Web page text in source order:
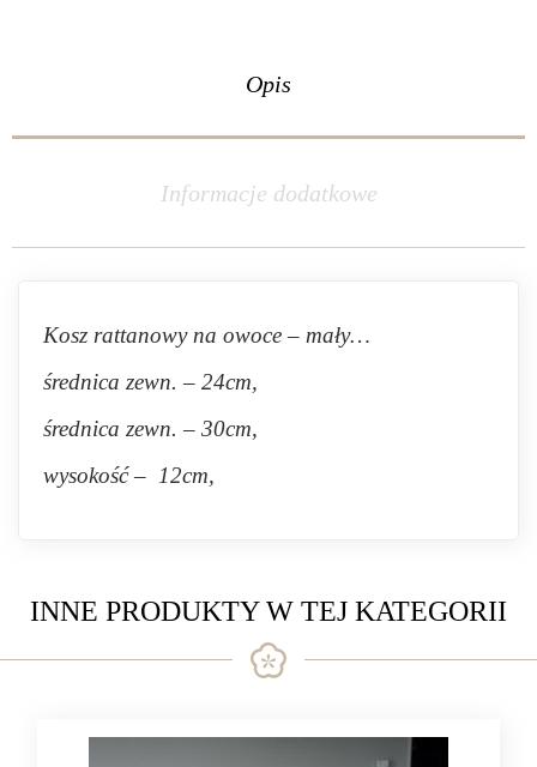
Opis
Informacje dodatkowe
Kosz rattanowy na owoce – mały…
średnica zewn. – 24cm,
średnica zewn. – 30cm,
wysokość – 12cm,
INNE PRODUKTY W TEJ KATEGORII